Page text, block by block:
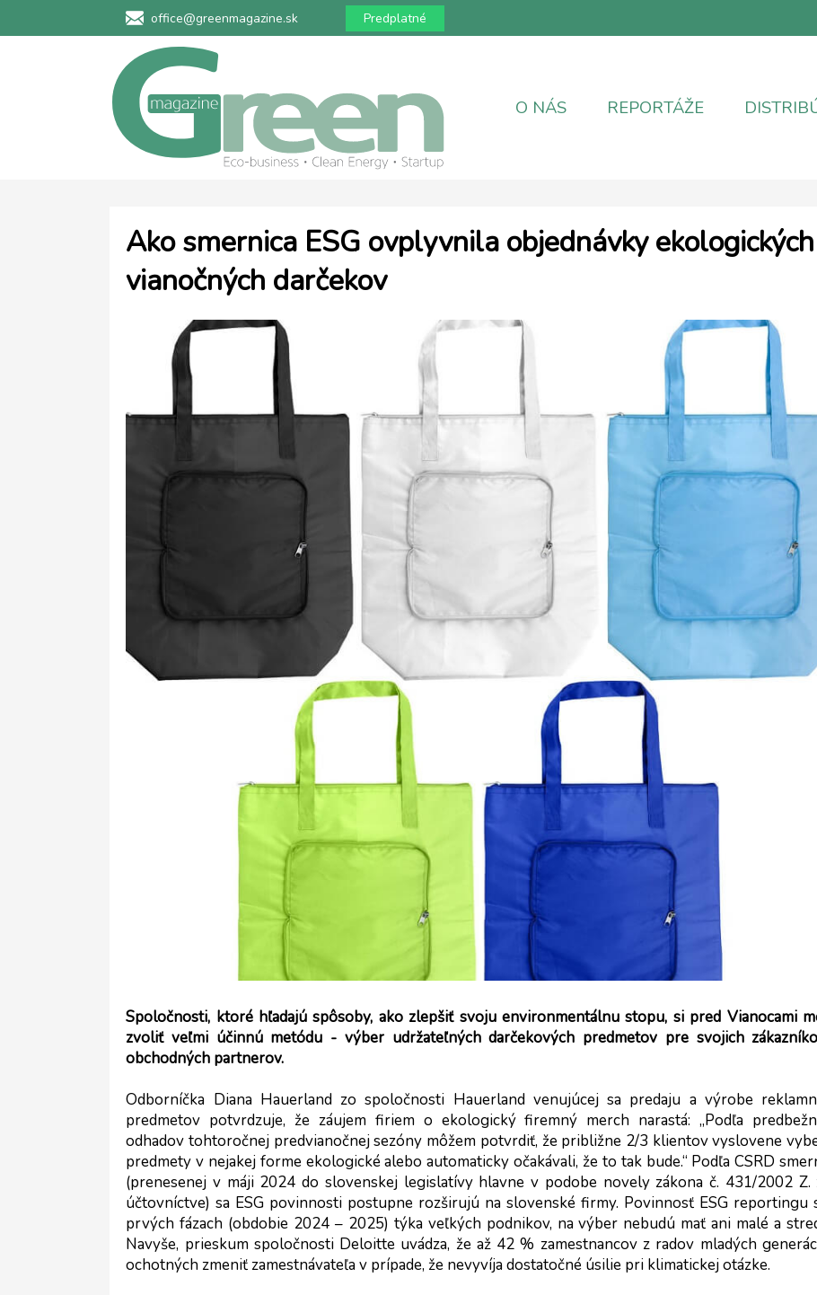
office@greenmagazine.sk Predplatné
O NÁS REPORTÁŽE
Ako smernica ESG ovplyvnila objednávky ekologických
vianočných darčekov
Spoločnosti, ktoré hľadajú spôsoby, ako zlepšiť svoju environmentálnu stopu, si pred Vianocami
zvoliť veľmi účinnú metódu - výber udržateľných darčekových predmetov pre svojich
obchodných partnerov.
Odborníčka Diana Hauerland zo spoločnosti Hauerland venujúcej sa predaju a výrobe
predmetov potvrdzuje, že záujem firiem o ekologický firemný merch narastá: „Podľa
odhadov tohtoročnej predvianočnej sezóny môžem potvrdiť, že približne 2/3 klientov vyslovene
predmety v nejakej forme ekologické alebo automaticky očakávali, že to tak bude.“ Podľa CSRD
(prenesenej v máji 2024 do slovenskej legislatívy hlavne v podobe novely zákona č. 431/2002 Z.
účtovníctve) sa ESG povinnosti postupne rozširujú na slovenské firmy. Povinnosť ESG reportingu
prvých fázach (obdobie 2024 – 2025) týka veľkých podnikov, na výber nebudú mať ani malé a
Navyše, prieskum spoločnosti Deloitte uvádza, že až 42 % zamestnancov z radov mladých
ochotných zmeniť zamestnávateľa v prípade, že nevyvíja dostatočné úsilie pri klimatickej otázke.